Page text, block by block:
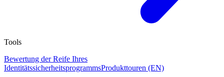
Tools
Bewertung der Reife Ihres
IdentitätssicherheitsprogrammsProdukttouren (EN)